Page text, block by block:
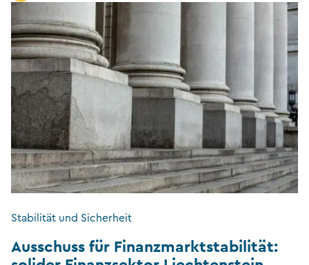
Stabilität und Sicherheit
Ausschuss für Finanzmarktstabilität: